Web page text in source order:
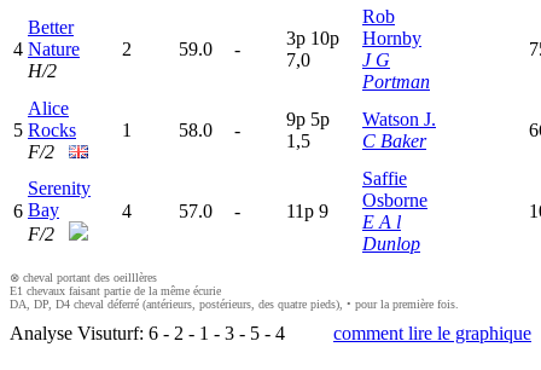
4
Better
Nature
H/2
2 59.0 -
3p 10p
7,0
Rob
Hornby
J G
Portman
5
Alice
Rocks
F/2
1 58.0 -
9p 5p
1,5
Watson J.
C Baker
6
Serenity
Bay
F/2
4 57.0 - 11p 9
Saffie
Osborne
E A l
Dunlop
⊗ cheval portant des oeilllères
E1 chevaux faisant partie de la même écurie
DA, DP, D4 cheval déferré (antérieurs, postérieurs, des quatre pieds), • pour la première fois.
Analyse Visuturf: 6 - 2 - 1 - 3 - 5 - 4 comment lire le graphique